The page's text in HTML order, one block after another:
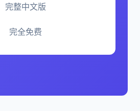
完整中文版
完全免费